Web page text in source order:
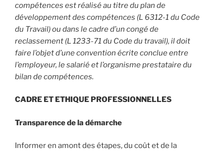
compétences est réalisé au titre du plan de
développement des compétences (L 6312-1 du Code
du Travail) ou dans le cadre d’un congé de
reclassement (L 1233-71 du Code du travail), il doit
faire l’objet d’une convention écrite conclue entre
l’employeur, le salarié et l’organisme prestataire du
bilan de compétences.
CADRE ET ETHIQUE PROFESSIONNELLES
Transparence de la démarche
Informer en amont des étapes, du coût et de la